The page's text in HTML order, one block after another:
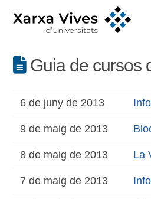
Guia de cursos
6 de juny de 2013
9 de maig de 2013
8 de maig de 2013 La
7 de maig de 2013